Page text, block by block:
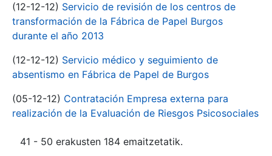
(12-12-12) Servicio de revisión de los centros de
transformación de la Fábrica de Papel Burgos
durante el año 2013
(12-12-12) Servicio médico y seguimiento de
absentismo en Fábrica de Papel de Burgos
(05-12-12) Contratación Empresa externa para
realización de la Evaluación de Riesgos Psicosociales
41 - 50 erakusten 184 emaitzetatik.